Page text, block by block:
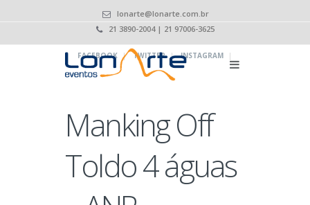
lonarte@lonarte.com.br
21 3890-2004 | 21 97006-3625
FACEBOOK | TWITTER | INSTAGRAM |
Manking Off
Toldo 4 águas